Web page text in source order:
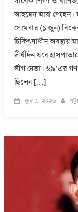
আহমেদ মারা
সোমবার (১ জুন)
চিকিৎসাধীন অবস্থায়
দীর্ঘদিন ধরে
লীগ নেতা। ৬৯’এর
ছিলেন […]
Posted
জুন ১, ২০২৬